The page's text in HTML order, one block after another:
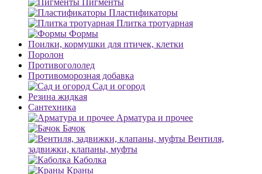
Пигменты
Пластификаторы
Плитка тротуарная
Формы
Поилки, кормушки для птичек, клетки
Поролон
Противогололед
Противоморозная добавка
Сад и огород
Резина жидкая
Сантехника
Арматура и прочее
Бачок
Вентиля,
задвижки, клапаны, муфты
Каболка
Краны